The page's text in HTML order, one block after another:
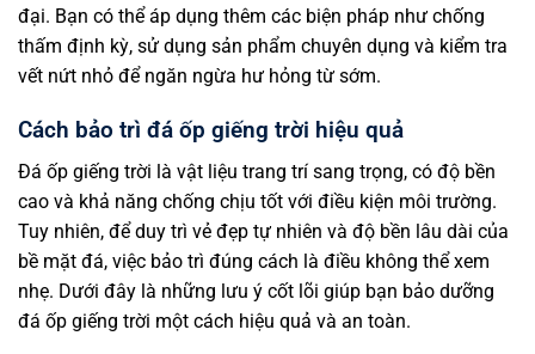
đại. Bạn có thể áp dụng thêm các biện pháp như chống
thấm định kỳ, sử dụng sản phẩm chuyên dụng và kiểm tra
vết nứt nhỏ để ngăn ngừa hư hỏng từ sớm.
Cách bảo trì đá ốp giếng trời hiệu quả
Đá ốp giếng trời là vật liệu trang trí sang trọng, có độ bền
cao và khả năng chống chịu tốt với điều kiện môi trường.
Tuy nhiên, để duy trì vẻ đẹp tự nhiên và độ bền lâu dài của
bề mặt đá, việc bảo trì đúng cách là điều không thể xem
nhẹ. Dưới đây là những lưu ý cốt lõi giúp bạn bảo dưỡng
đá ốp giếng trời một cách hiệu quả và an toàn.